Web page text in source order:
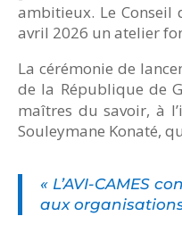
ambitieux. Le Conseil
avril 2026 un atelier
La cérémonie de
de la République de
maîtres du savoir, à
Souleymane Konaté,
« L’AVI-CAMES
aux